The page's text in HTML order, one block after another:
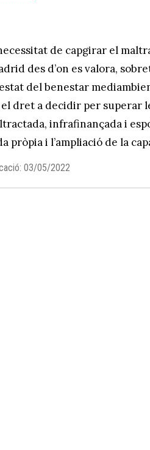
de capgirar el
des d’on es valora,
del benestar
dret a decidir per superar
infrafinançada i
pròpia i l’ampliació de la
03/05/2022